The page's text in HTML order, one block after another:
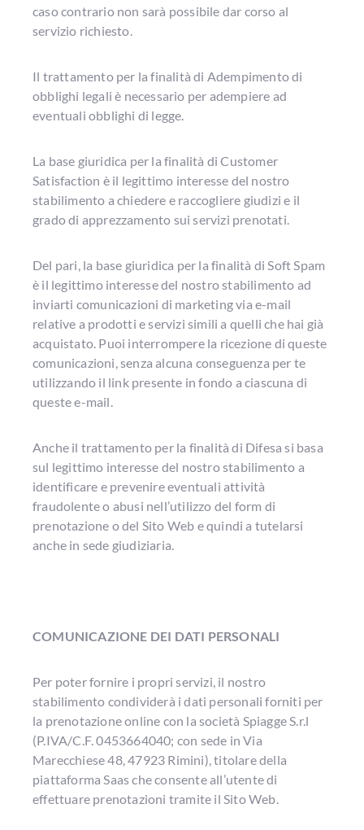
caso contrario non sarà possibile dar corso al
servizio richiesto.
Il trattamento per la finalità di Adempimento di
obblighi legali è necessario per adempiere ad
eventuali obblighi di legge.
La base giuridica per la finalità di Customer
Satisfaction è il legittimo interesse del nostro
stabilimento a chiedere e raccogliere giudizi e il
grado di apprezzamento sui servizi prenotati.
Del pari, la base giuridica per la finalità di Soft Spam
è il legittimo interesse del nostro stabilimento ad
inviarti comunicazioni di marketing via e-mail
relative a prodotti e servizi simili a quelli che hai già
acquistato. Puoi interrompere la ricezione di queste
comunicazioni, senza alcuna conseguenza per te
utilizzando il link presente in fondo a ciascuna di
queste e-mail.
Anche il trattamento per la finalità di Difesa si basa
sul legittimo interesse del nostro stabilimento a
identificare e prevenire eventuali attività
fraudolente o abusi nell’utilizzo del form di
prenotazione o del Sito Web e quindi a tutelarsi
anche in sede giudiziaria.
COMUNICAZIONE DEI DATI PERSONALI
Per poter fornire i propri servizi, il nostro
stabilimento condividerà i dati personali forniti per
la prenotazione online con la società Spiagge S.r.l
(P.IVA/C.F. 0453664040; con sede in Via
Marecchiese 48, 47923 Rimini), titolare della
piattaforma Saas che consente all’utente di
effettuare prenotazioni tramite il Sito Web.